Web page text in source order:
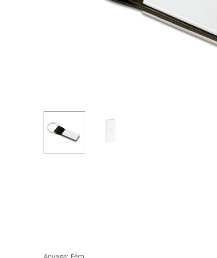
Anyaga: Fém